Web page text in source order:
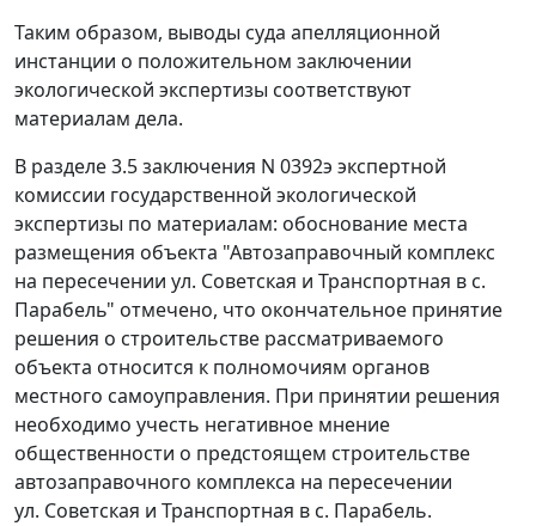
Таким образом, выводы суда апелляционной
инстанции о положительном заключении
экологической экспертизы соответствуют
материалам дела.
В разделе 3.5 заключения N 0392э экспертной
комиссии государственной экологической
экспертизы по материалам: обоснование места
размещения объекта "Автозаправочный комплекс
на пересечении ул. Советская и Транспортная в с.
Парабель" отмечено, что окончательное принятие
решения о строительстве рассматриваемого
объекта относится к полномочиям органов
местного самоуправления. При принятии решения
необходимо учесть негативное мнение
общественности о предстоящем строительстве
автозаправочного комплекса на пересечении
ул. Советская и Транспортная в с. Парабель.